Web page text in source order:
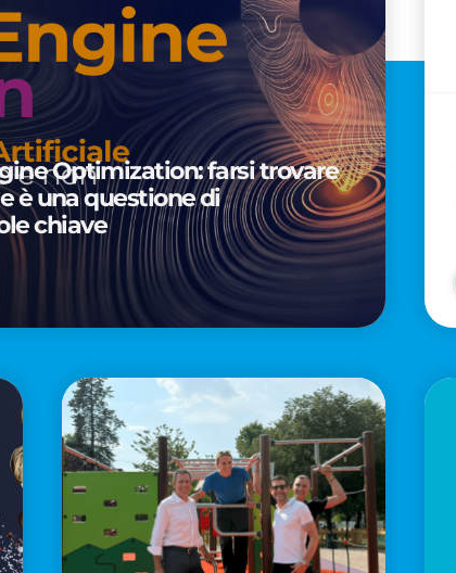
Optimization: farsi trovare
è una questione di
chiave